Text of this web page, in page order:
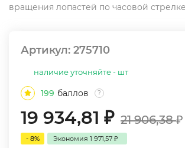
вращения лопастей по часовой
Артикул: 275710
наличие уточняйте - шт
199 баллов ?
19 934,81 ₽ 21 906,38₽
- 8% Экономия 1 971,57 ₽